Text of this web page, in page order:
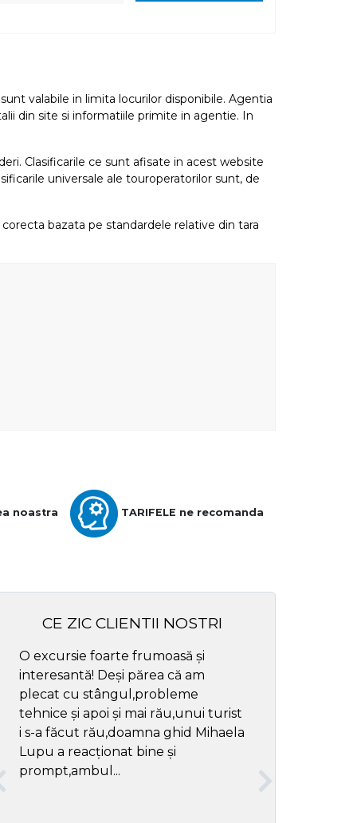
valabile in limita locurilor disponibile. Agentia
din site si informatiile primite in agentie. In
Clasificarile ce sunt afisate in acest website
universale ale touroperatorilor sunt, de
bazata pe standardele relative din tara
noastra TARIFELE ne recomanda
CE ZIC CLIENTII NOSTRI
O excursie foarte frumoasă și
interesantă! Deși părea că am
plecat cu stângul,probleme
tehnice și apoi și mai rău,unui turist
i s-a făcut rău,doamna ghid Mihaela
Lupu a reacționat bine și
prompt,ambul...